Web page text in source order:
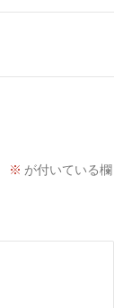
※ が付いている欄